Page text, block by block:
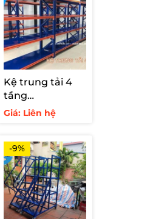
Kệ trung tải 4
tầng
250kg/tầng
Giá: Liên hệ
-9%